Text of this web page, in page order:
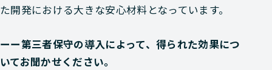
た開発における大きな安心材料となっています。
ーー第三者保守の導入によって、得られた効果につ
いてお聞かせください。